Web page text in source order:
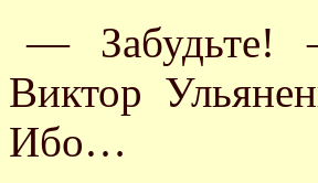
— Забудьте!
Виктор
Ибо…